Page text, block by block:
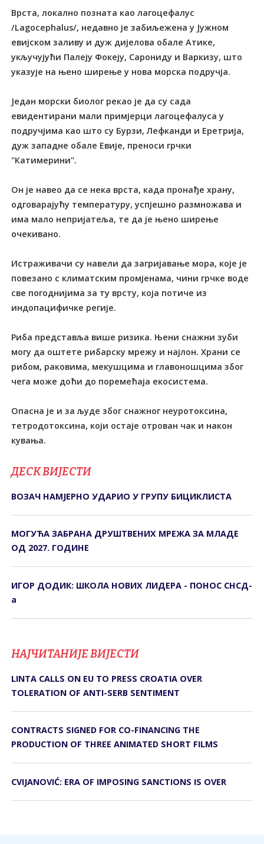
Врста, локално позната као лагоцефалус
/Lagocephalus/, недавно је забиљежена у Јужном
евијском заливу и дуж дијелова обале Атике,
укључујући Палеју Фокеју, Сарониду и Варкизу, што
указује на њено ширење у нова морска подручја.
Један морски биолог рекао је да су сада
евидентирани мали примјерци лагоцефалуса у
подручјима као што су Бурзи, Лефканди и Еретрија,
дуж западне обале Евије, преноси грчки
"Катимерини".
Он је навео да се нека врста, када пронађе храну,
одговарајућу температуру, успјешно размножава и
има мало непријатеља, те да је њено ширење
очекивано.
Истраживачи су навели да загријавање мора, које је
повезано с климатским промјенама, чини грчке воде
све погоднијима за ту врсту, која потиче из
индопацифичке регије.
Риба представља више ризика. Њени снажни зуби
могу да оштете рибарску мрежу и најлон. Храни се
рибом, раковима, мекушцима и главоношцима због
чега може доћи до поремећаја екосистема.
Опасна је и за људе због снажног неуротоксина,
тетродотоксина, који остаје отрован чак и након
кувања.
ДЕСК ВИЈЕСТИ
ВОЗАЧ НАМЈЕРНО УДАРИО У ГРУПУ БИЦИКЛИСТА
МОГУЋА ЗАБРАНА ДРУШТВЕНИХ МРЕЖА ЗА МЛАДЕ
ОД 2027. ГОДИНЕ
ИГОР ДОДИК: ШКОЛА НОВИХ ЛИДЕРА - ПОНОС СНСД-
а
НАЈЧИТАНИЈЕ ВИЈЕСТИ
LINTA CALLS ON EU TO PRESS CROATIA OVER
TOLERATION OF ANTI-SERB SENTIMENT
CONTRACTS SIGNED FOR CO-FINANCING THE
PRODUCTION OF THREE ANIMATED SHORT FILMS
CVIJANOVIĆ: ERA OF IMPOSING SANCTIONS IS OVER